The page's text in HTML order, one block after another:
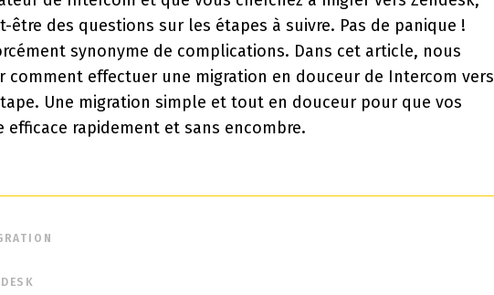
être des questions sur les étapes à suivre. Pas de panique !
synonyme de complications. Dans cet article, nous
comment effectuer une migration en douceur de Intercom vers
Une migration simple et tout en douceur pour que vos
efficace rapidement et sans encombre.